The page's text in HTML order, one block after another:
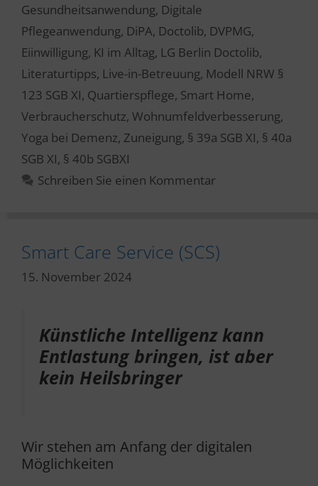
Gesundheitsanwendung, Digitale
Pflegeanwendung, DiPA, Doctolib, DVPMG,
Eiinwilligung, KI im Alltag, LG Berlin Doctolib,
Literaturtipps, Live-in-Betreuung, Modell NRW §
123 SGB XI, Quartierspflege, Smart Home,
Verbraucherschutz, Wohnumfeldverbesserung,
Yoga bei Demenz, Zuneigung, § 39a SGB XI, § 40a
SGB XI, § 40b SGBXI
Schreiben Sie einen Kommentar
Smart Care Service (SCS)
15. November 2024
Künstliche Intelligenz kann
Entlastung bringen, ist aber
kein Heilsbringer
Wir stehen am Anfang der digitalen
Möglichkeiten